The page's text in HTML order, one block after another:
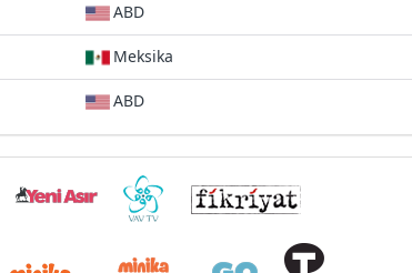
ABD
Meksika
ABD